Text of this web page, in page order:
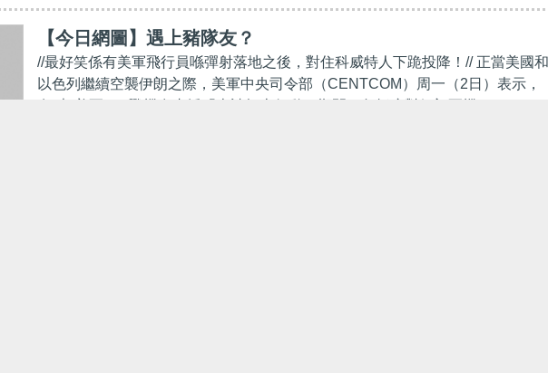
【今日網圖】遇上豬隊友？
//最好笑係有美軍飛行員喺彈射落地之後，對住科威特人下跪投降！// 正當美國和
以色列繼續空襲伊朗之際，美軍中央司令部（CENTCOM）周一（2日）表示，